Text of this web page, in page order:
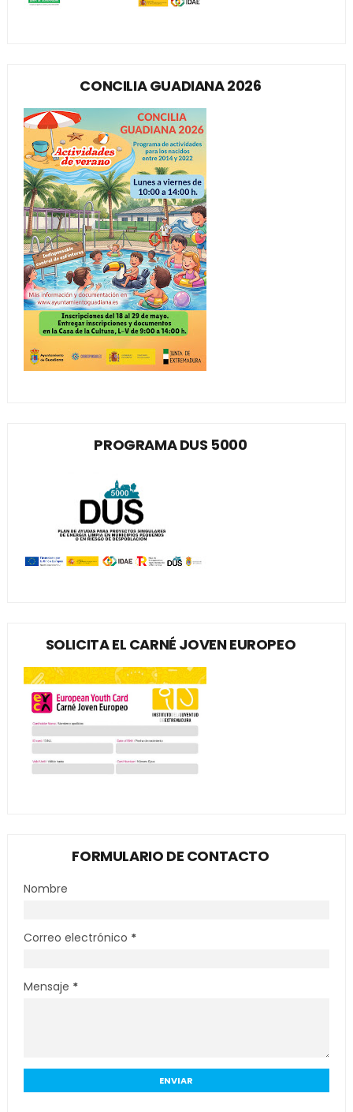
CONCILIA GUADIANA 2026
PROGRAMA DUS 5000
SOLICITA EL CARNÉ JOVEN EUROPEO
FORMULARIO DE CONTACTO
Nombre
Correo electrónico *
Mensaje *